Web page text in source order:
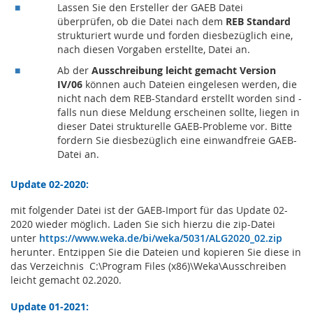
Lassen Sie den Ersteller der GAEB Datei
überprüfen, ob die Datei nach dem REB Standard
strukturiert wurde und forden diesbezüglich eine,
nach diesen Vorgaben erstellte, Datei an.
Ab derAusschreibung leicht gemacht Version
IV/06 können auch Dateien eingelesen werden, die
nicht nach dem REB-Standard erstellt worden sind -
falls nun diese Meldung erscheinen sollte, liegen in
dieser Datei strukturelle GAEB-Probleme vor. Bitte
fordern Sie diesbezüglich eine einwandfreie GAEB-
Datei an.
Update 02-2020:
mit folgender Datei ist der GAEB-Import für das Update 02-
2020 wieder möglich. Laden Sie sich hierzu die zip-Datei
unter https://www.weka.de/bi/weka/5031/ALG2020_02.zip
herunter. Entzippen Sie die Dateien und kopieren Sie diese in
das Verzeichnis C:\Program Files (x86)\Weka\Ausschreiben
leicht gemacht 02.2020.
Update 01-2021: